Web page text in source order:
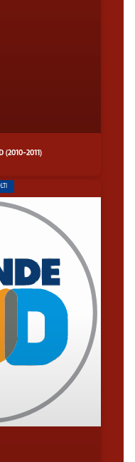
(2010-2011)